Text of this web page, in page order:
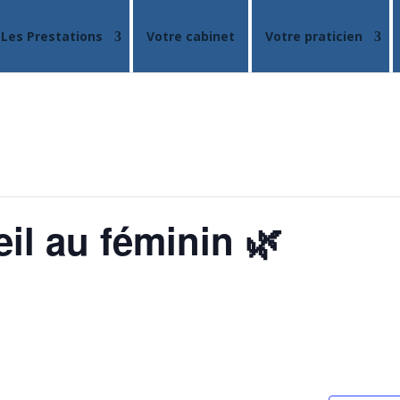
Les Prestations Votre cabinet Votre praticien
au féminin 🌿